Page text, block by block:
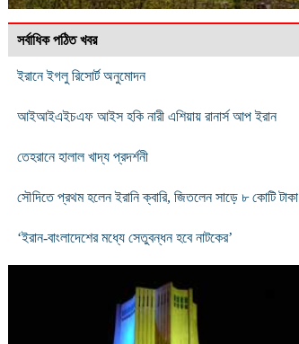
সর্বাধিক পঠিত খবর
ইরানে ইগলু রিসোর্ট অনুমোদন
আইআইএইচএফ আইস হকি নারী এশিয়ায় রানার্স আপ ইরান
তেহরানে হালাল খাদ্য প্রদর্শনী
সৌদিতে প্রথম হলেন ইরানি ক্বারি, জিতলেন সাড়ে ৮ কোটি টাকা
‘ইরান-বাংলাদেশের মধ্যে সেতুবন্ধন হবে নাটকের’